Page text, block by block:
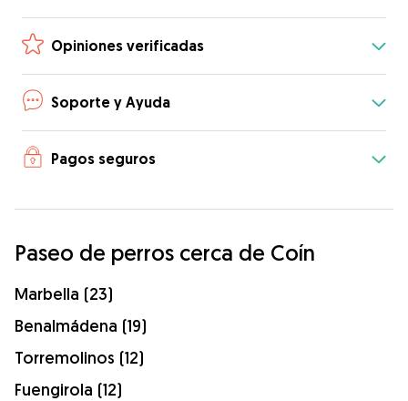
Opiniones verificadas
Soporte y Ayuda
Pagos seguros
Paseo de perros cerca de Coín
Marbella (23)
Benalmádena (19)
Torremolinos (12)
Fuengirola (12)